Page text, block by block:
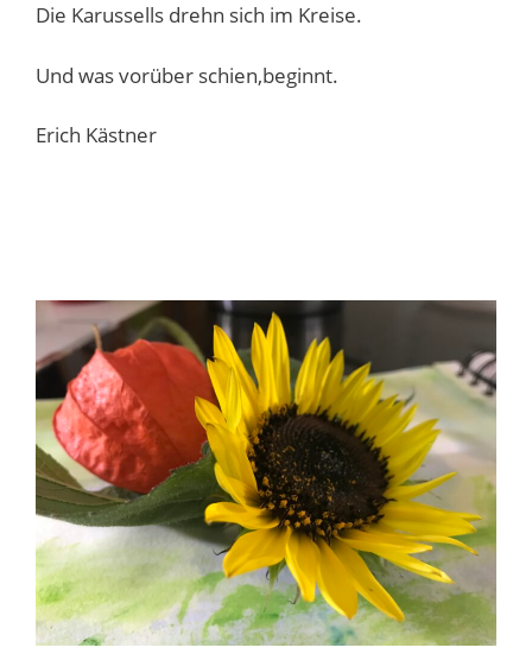
Die Karussells drehn sich im Kreise.
Und was vorüber schien,beginnt.
Erich Kästner